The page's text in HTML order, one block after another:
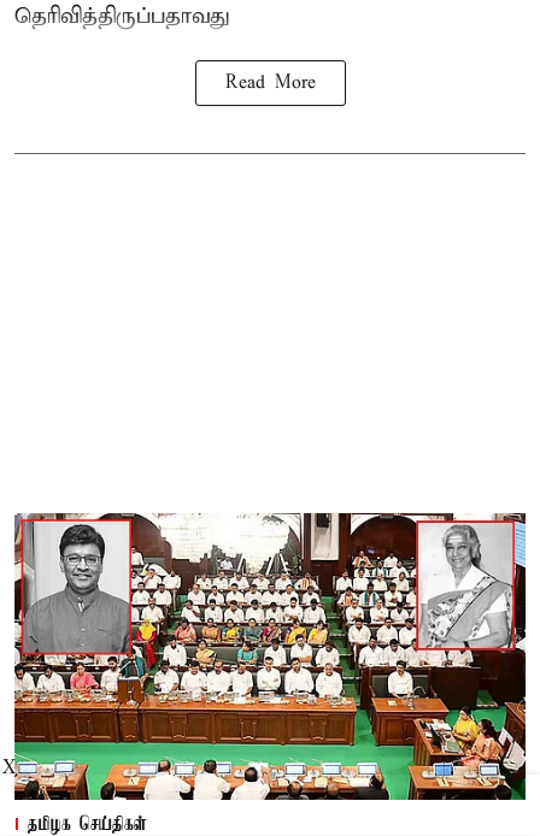
தெரிவித்திருப்பதாவது
Read More
தமிழக செய்திகள்
X